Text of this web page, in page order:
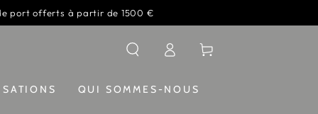
port offerts à partir de 1500 €
QUI SOMMES-NOUS
Connexion Panier